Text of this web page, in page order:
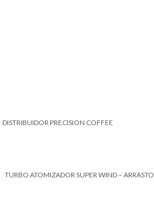
DISTRIBUIDOR PRECISION COFFEE
TURBO ATOMIZADOR SUPER WIND – ARRASTO